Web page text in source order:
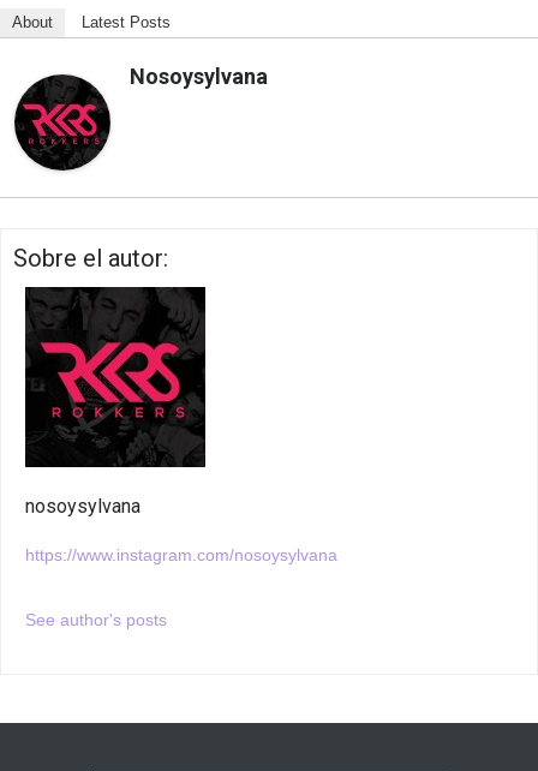
About Latest Posts
Nosoysylvana
Sobre el autor:
nosoysylvana
https://www.instagram.com/nosoysylvana
See author's posts